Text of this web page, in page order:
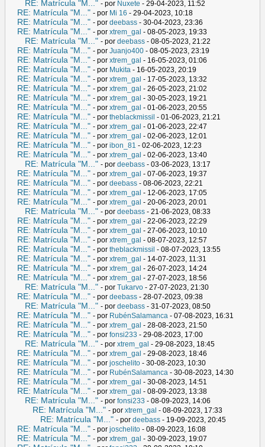
RE: Matrícula "M..." - por Nuxete - 29-04-2023, 11:52
RE: Matrícula "M..." - por Mi 16 - 29-04-2023, 10:18
RE: Matrícula "M..." - por deebass - 30-04-2023, 23:36
RE: Matrícula "M..." - por xtrem_gal - 08-05-2023, 19:33
RE: Matrícula "M..." - por deebass - 08-05-2023, 21:22
RE: Matrícula "M..." - por Juanjo400 - 08-05-2023, 23:19
RE: Matrícula "M..." - por xtrem_gal - 16-05-2023, 01:06
RE: Matrícula "M..." - por Mukita - 16-05-2023, 20:19
RE: Matrícula "M..." - por xtrem_gal - 17-05-2023, 13:32
RE: Matrícula "M..." - por xtrem_gal - 26-05-2023, 21:02
RE: Matrícula "M..." - por xtrem_gal - 30-05-2023, 19:21
RE: Matrícula "M..." - por xtrem_gal - 01-06-2023, 20:55
RE: Matrícula "M..." - por theblackmissil - 01-06-2023, 21:21
RE: Matrícula "M..." - por xtrem_gal - 01-06-2023, 22:47
RE: Matrícula "M..." - por xtrem_gal - 02-06-2023, 12:01
RE: Matrícula "M..." - por ibon_81 - 02-06-2023, 12:23
RE: Matrícula "M..." - por xtrem_gal - 02-06-2023, 13:40
RE: Matrícula "M..." - por deebass - 03-06-2023, 13:17
RE: Matrícula "M..." - por xtrem_gal - 07-06-2023, 19:37
RE: Matrícula "M..." - por deebass - 08-06-2023, 22:21
RE: Matrícula "M..." - por xtrem_gal - 12-06-2023, 17:05
RE: Matrícula "M..." - por xtrem_gal - 20-06-2023, 20:01
RE: Matrícula "M..." - por deebass - 21-06-2023, 08:33
RE: Matrícula "M..." - por xtrem_gal - 22-06-2023, 22:29
RE: Matrícula "M..." - por xtrem_gal - 27-06-2023, 10:10
RE: Matrícula "M..." - por xtrem_gal - 08-07-2023, 12:57
RE: Matrícula "M..." - por theblackmissil - 08-07-2023, 13:55
RE: Matrícula "M..." - por xtrem_gal - 14-07-2023, 11:31
RE: Matrícula "M..." - por xtrem_gal - 26-07-2023, 14:24
RE: Matrícula "M..." - por xtrem_gal - 27-07-2023, 18:56
RE: Matrícula "M..." - por Tukarvo - 27-07-2023, 21:30
RE: Matrícula "M..." - por deebass - 28-07-2023, 09:38
RE: Matrícula "M..." - por deebass - 31-07-2023, 08:50
RE: Matrícula "M..." - por RubénSalamanca - 07-08-2023, 16:31
RE: Matrícula "M..." - por xtrem_gal - 28-08-2023, 21:50
RE: Matrícula "M..." - por fonsi233 - 29-08-2023, 17:00
RE: Matrícula "M..." - por xtrem_gal - 29-08-2023, 18:45
RE: Matrícula "M..." - por xtrem_gal - 29-08-2023, 18:46
RE: Matrícula "M..." - por joschelito - 30-08-2023, 10:30
RE: Matrícula "M..." - por RubénSalamanca - 30-08-2023, 14:30
RE: Matrícula "M..." - por xtrem_gal - 30-08-2023, 14:51
RE: Matrícula "M..." - por xtrem_gal - 08-09-2023, 13:38
RE: Matrícula "M..." - por fonsi233 - 08-09-2023, 14:06
RE: Matrícula "M..." - por xtrem_gal - 08-09-2023, 17:33
RE: Matrícula "M..." - por deebass - 19-09-2023, 20:45
RE: Matrícula "M..." - por joschelito - 08-09-2023, 16:08
RE: Matrícula "M..." - por xtrem_gal - 30-09-2023, 19:07